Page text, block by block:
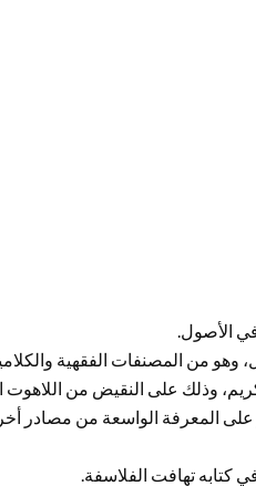
في الأصول.
وهو من المصنفات الفقهية
وذلك على النقيض من
على المعرفة الواسعة من مصادر
كتابه تهافت الفلاسفة.